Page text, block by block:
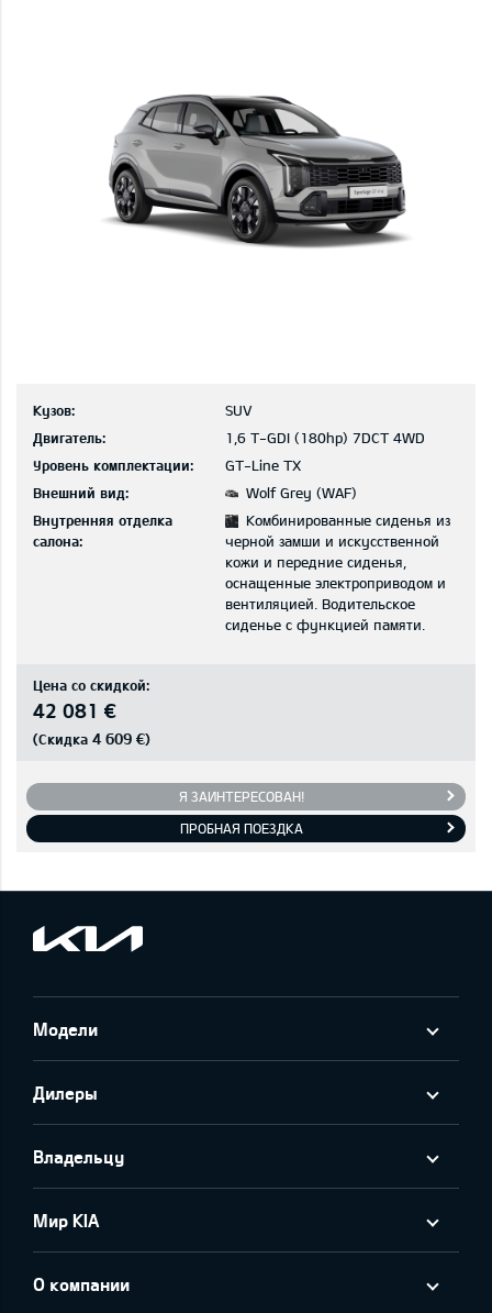
Кузов:
SUV
Двигатель:
1,6 T-GDI (180hp) 7DCT 4WD
Уровень комплектации:
GT-Line TX
Внешний вид:
Wolf Grey (WAF)
Внутренняя отделка
салона:
Комбинированные сиденья из
черной замши и искусственной
кожи и передние сиденья,
оснащенные электроприводом и
вентиляцией. Водительское
сиденье с функцией памяти.
Цена со скидкой:
42 081 €
(Скидка 4 609 €)
Я ЗАИНТЕРЕСОВАН!
ПРОБНАЯ ПОЕЗДКА
Модели
Дилеры
Владельцу
Мир KIA
О компании